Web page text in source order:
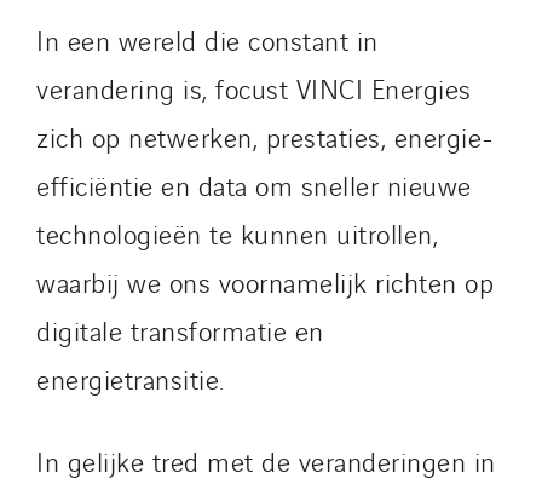
In een wereld die constant in
verandering is, focust VINCI Energies
zich op netwerken, prestaties, energie-
efficiëntie en data om sneller nieuwe
technologieën te kunnen uitrollen,
waarbij we ons voornamelijk richten op
digitale transformatie en
energietransitie.
In gelijke tred met de veranderingen in